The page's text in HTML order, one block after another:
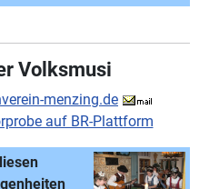
Volksmusi
menzing.de
auf BR-Plattform